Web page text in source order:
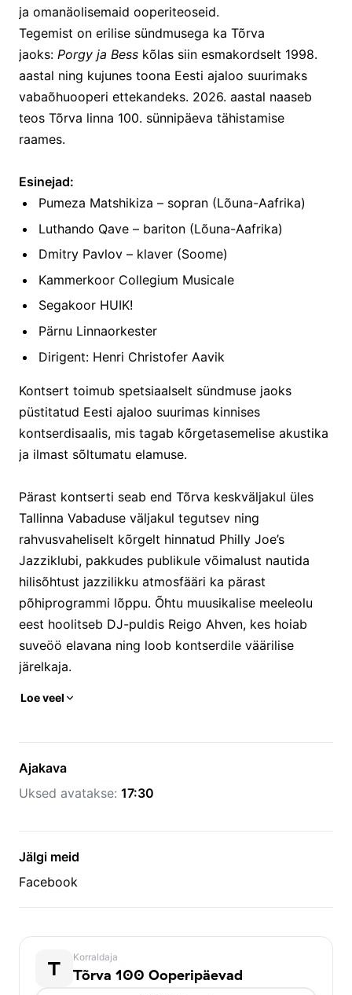
ja omanäolisemaid ooperiteoseid.
Tegemist on erilise sündmusega ka Tõrva
jaoks: Porgy ja Bess kõlas siin esmakordselt 1998.
aastal ning kujunes toona Eesti ajaloo suurimaks
vabaõhuooperi ettekandeks. 2026. aastal naaseb
teos Tõrva linna 100. sünnipäeva tähistamise
raames.
Esinejad:
Pumeza Matshikiza – sopran (Lõuna-Aafrika)
Luthando Qave – bariton (Lõuna-Aafrika)
Dmitry Pavlov – klaver (Soome)
Kammerkoor Collegium Musicale
Segakoor HUIK!
Pärnu Linnaorkester
Dirigent: Henri Christofer Aavik
Kontsert toimub spetsiaalselt sündmuse jaoks
püstitatud Eesti ajaloo suurimas kinnises
kontserdisaalis, mis tagab kõrgetasemelise akustika
ja ilmast sõltumatu elamuse.
Pärast kontserti seab end Tõrva keskväljakul üles
Tallinna Vabaduse väljakul tegutsev ning
rahvusvaheliselt kõrgelt hinnatud Philly Joe’s
Jazziklubi, pakkudes publikule võimalust nautida
hilisõhtust jazzilikku atmosfääri ka pärast
põhiprogrammi lõppu. Õhtu muusikalise meeleolu
eest hoolitseb DJ-puldis Reigo Ahven, kes hoiab
suveöö elavana ning loob kontserdile väärilise
järelkaja.
Loe veel
Ajakava
Uksed avatakse: 17:30
Jälgi meid
Facebook
T Korraldaja
Tõrva 100 Ooperipäevad